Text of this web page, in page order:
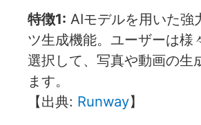
特徴1: AIモデルを用いた強
ツ生成機能。ユーザーは様
選択して、写真や動画の生
ます。
【出典: Runway】